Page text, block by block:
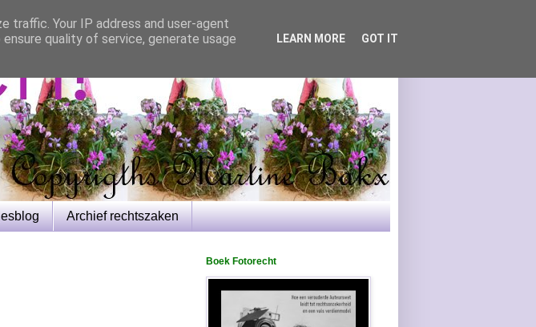
Archief rechtszaken
Boek Fotorecht
traffic. Your IP address and user-agent
quality of service, generate usage
LEARN MORE GOT IT